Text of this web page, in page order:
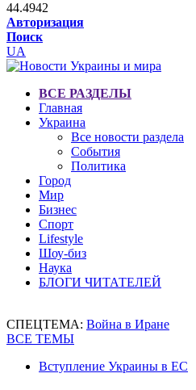
44.4942
Авторизация
Поиск
UA
ВСЕ РАЗДЕЛЫ
Главная
Украина
Все новости раздела
События
Политика
Город
Мир
Бизнес
Спорт
Lifestyle
Шоу-биз
Наука
БЛОГИ ЧИТАТЕЛЕЙ
СПЕЦТЕМА: Война в Иране
ВСЕ ТЕМЫ
Вступление Украины в ЕС